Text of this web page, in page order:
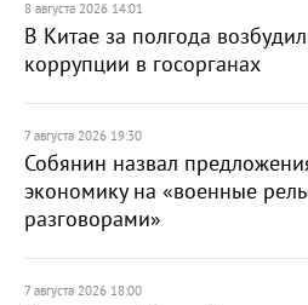
8 августа 2026 14:01
В Китае за полгода
коррупции в госорганах
7 августа 2026 19:30
Собянин назвал
экономику на «военные
разговорами»
7 августа 2026 18:00